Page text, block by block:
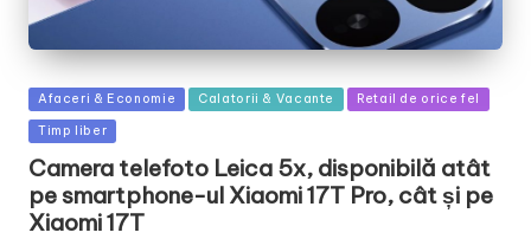
Posted
in
Afaceri & Economie Calatorii & Vacante Retail de orice fel
Timp liber
Camera telefoto Leica 5x, disponibilă atât
pe smartphone-ul Xiaomi 17T Pro, cât și pe
Xiaomi 17T